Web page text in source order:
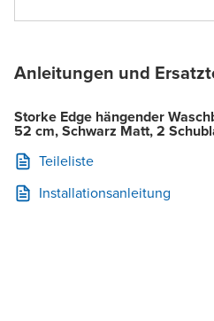
Anleitungen und
Storke Edge hängender
52 cm, Schwarz Matt, 2
Teileliste
Installationsanleitung